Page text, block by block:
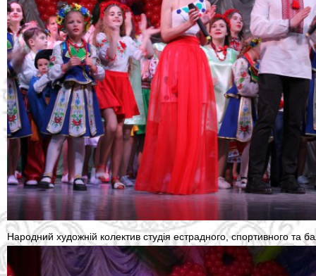
Народний художній колектив студія естрадного, спортивного та